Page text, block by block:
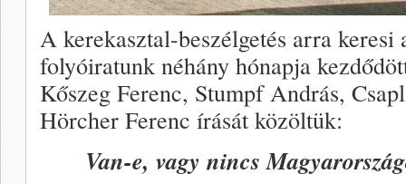
A kerekasztal-beszélgetés arra keresi
folyóiratunk néhány hónapja
Kőszeg Ferenc, Stumpf András,
Hörcher Ferenc írását közöltük:
Van-e, vagy nincs